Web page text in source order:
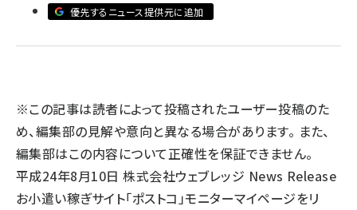
meo (1281)
優先するニュース提供元に追加
※この記事は読者によって投稿されたユーザー投稿のた
め、編集部の見解や意向と異なる場合があります。 また、
編集部はこの内容について正確性を保証できません。
平成24年8月10日 株式会社ウェブレッジ News Release
お小遣い稼ぎサイト「ポストコ」モニターマイページをリ